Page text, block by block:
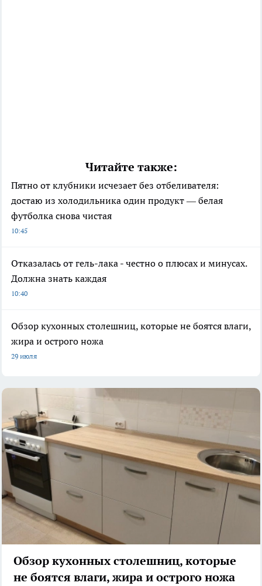
Читайте также:
Пятно от клубники исчезает без отбеливателя:
достаю из холодильника один продукт — белая
футболка снова чистая
10:45
Отказалась от гель-лака - честно о плюсах и минусах.
Должна знать каждая
10:40
Обзор кухонных столешниц, которые не боятся влаги,
жира и острого ножа
29 июля
Обзор кухонных столешниц, которые
не боятся влаги, жира и острого ножа